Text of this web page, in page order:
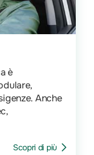
è
Anche
Scopri di più